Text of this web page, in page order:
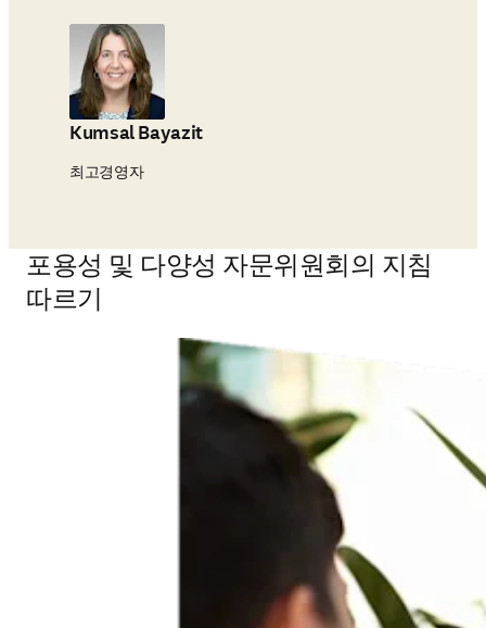
Kumsal Bayazit
최고경영자
포용성 및 다양성 자문위원회의 지침
따르기